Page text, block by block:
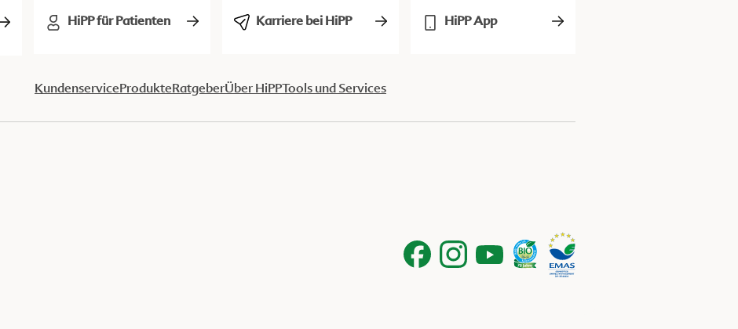
HiPP für Patienten Karriere bei HiPP HiPP App
KundenserviceProdukteRatgeberÜber HiPPTools und Services